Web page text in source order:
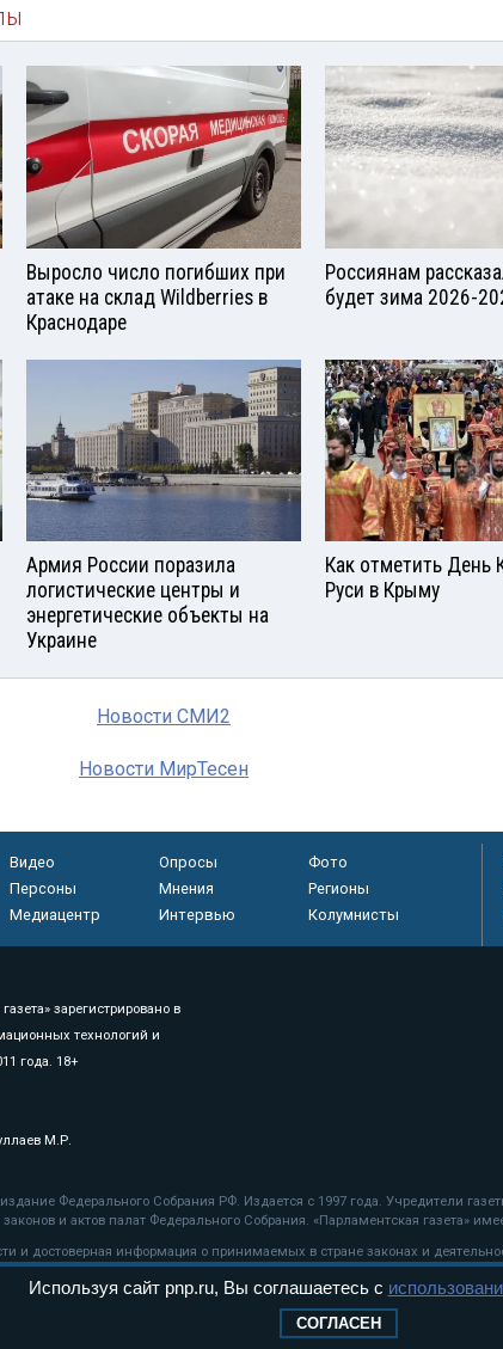
Выросло число погибших при
атаке на склад Wildberries в
Краснодаре
Россиянам
будет зима 2026-
Армия России поразила
логистические центры и
энергетические объекты на
Украине
Как отметить День
Руси в Крыму
Новости СМИ2
Новости МирТесен
Видео Опросы
Фото
Персоны
Мнения
Регионы
Медиацентр
Интервью Колумнисты
зарегистрировано в
технологий и
года. 18+
М.Р.
Федерального Собрания РФ. Издается с 1997 года. Учредители
и актов палат Федерального Собрания. «Парламентская газета»
и достоверная информация о принимаемых в стране законах и
технологии
Используя сайт pnp.ru, Вы соглашаетесь с
СОГЛАСЕН